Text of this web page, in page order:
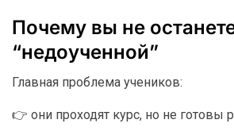
Почему вы не
“недоученной”
Главная проблема учеников:
👉 они проходят курс, но не готовы